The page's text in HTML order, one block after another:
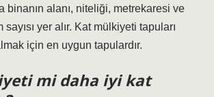
binanın alanı, niteliği, metrekaresi ve
sayısı yer alır. Kat mülkiyeti tapuları
için en uygun tapulardır.
mi daha iyi kat